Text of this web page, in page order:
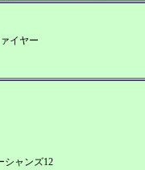
イヤー
シャンズ12